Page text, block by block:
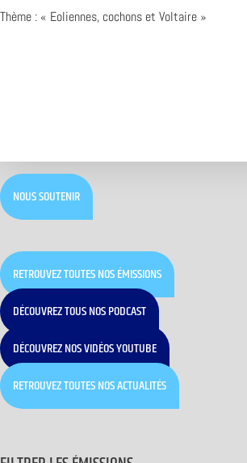
Thème : « Eoliennes, cochons et Voltaire »
NOUS SOUTENIR
RETROUVEZ TOUTES NOS ÉMISSIONS
DÉCOUVREZ TOUS NOS PODCAST
DÉCOUVREZ NOS VIDÉOS YOUTUBE
RETROUVEZ TOUTES NOS ACTUALITÉS